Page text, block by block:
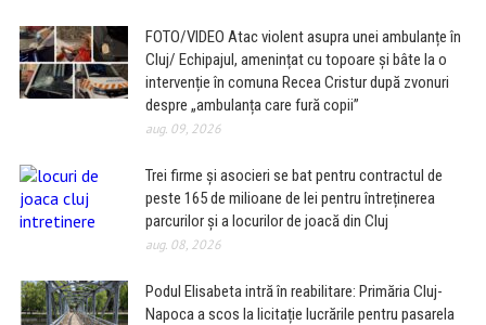
FOTO/VIDEO Atac violent asupra unei ambulanțe în
Cluj/ Echipajul, amenințat cu topoare și bâte la o
intervenție în comuna Recea Cristur după zvonuri
despre „ambulanța care fură copii”
aug. 09, 2026
Trei firme și asocieri se bat pentru contractul de
peste 165 de milioane de lei pentru întreținerea
parcurilor și a locurilor de joacă din Cluj
aug. 08, 2026
Podul Elisabeta intră în reabilitare: Primăria Cluj-
Napoca a scos la licitație lucrările pentru pasarela